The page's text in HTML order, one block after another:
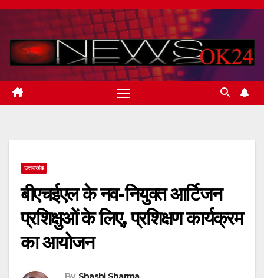
Skip
content
उत्तराखंड
बीएचईएल के नव-नियुक्त आर्टिजन
प्रशिक्षुओं के लिए, प्रशिक्षण कार्यक्रम
का आयोजन